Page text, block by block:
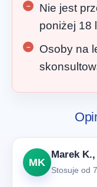
Nie jest
poniżej 18
Osoby na
MK
Marek
Stosuje od